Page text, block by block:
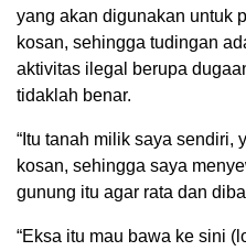
yang akan digunakan untuk
kosan, sehingga tudingan
aktivitas ilegal berupa
tidaklah benar.
“Itu tanah milik saya sendiri,
kosan, sehingga saya
gunung itu agar rata dan
“Eksa itu mau bawa ke sini